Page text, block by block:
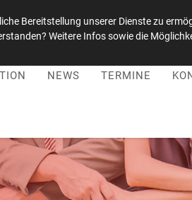
1515 / 0059021 | Besuchen Sie uns auf
NEWS TERMINE
Bereitstellung unserer Dienste zu
Weitere Infos sowie die